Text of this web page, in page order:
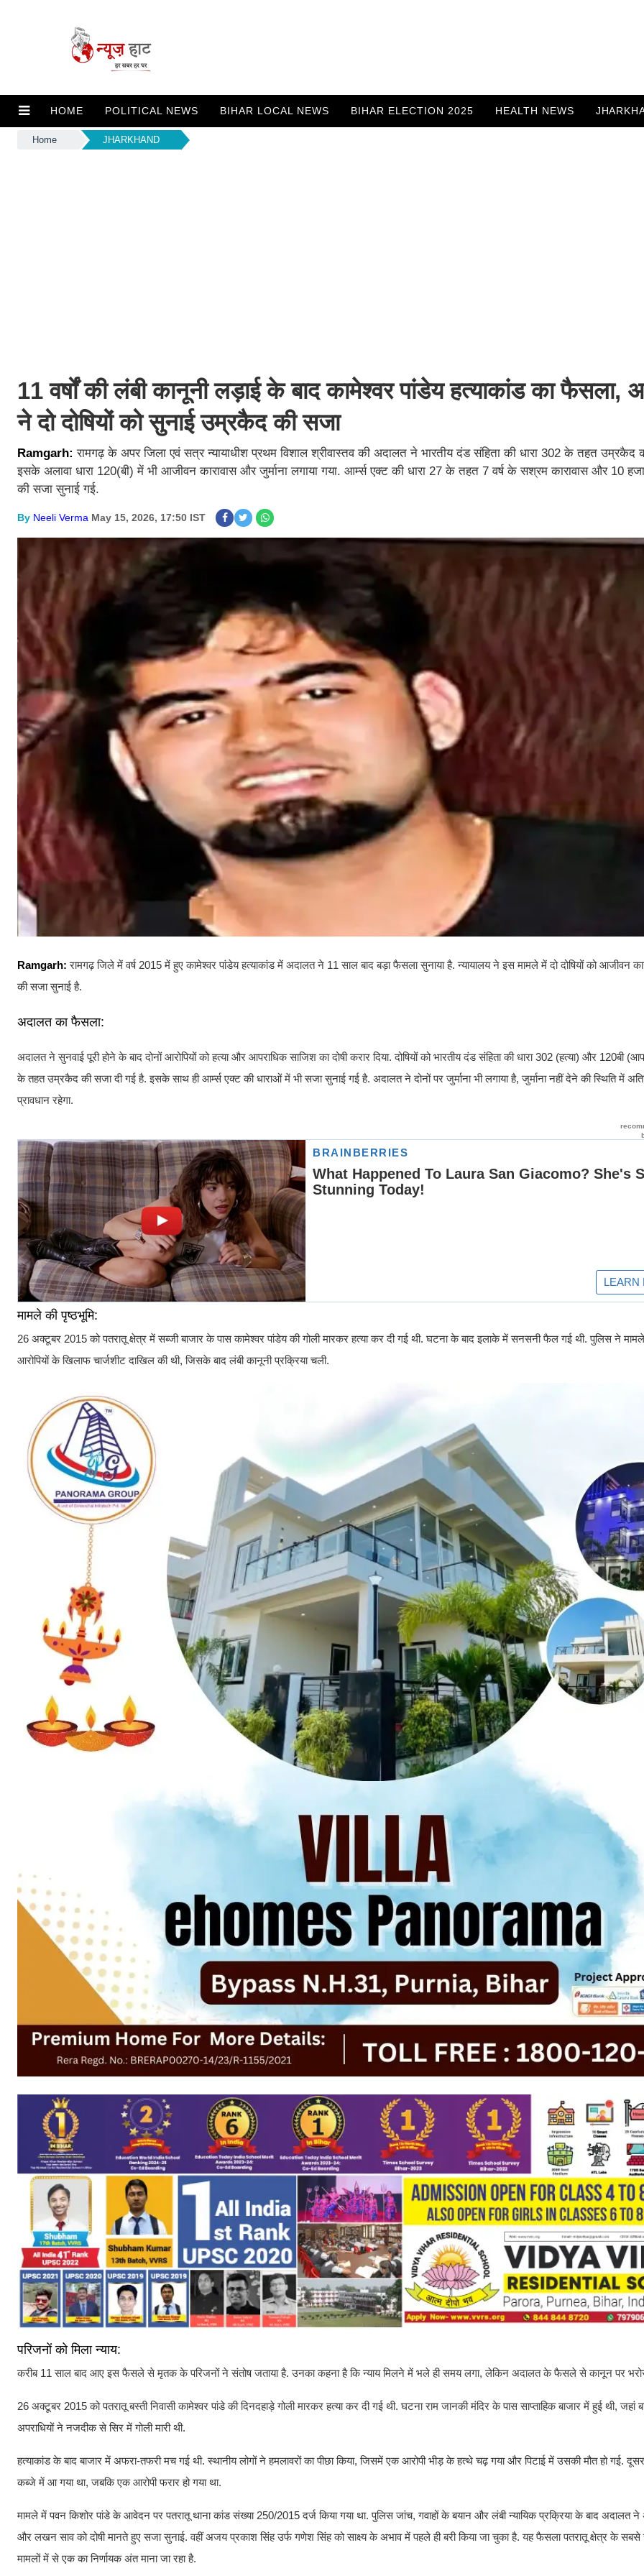
HOME POLITICAL NEWS BIHAR LOCAL NEWS BIHAR ELECTION 2025 HEALTH NEWS
Home JHARKHAND
11 वर्षों की लंबी कानूनी लड़ाई के बाद कामेश्वर पांडेय हत्याकांड का फैसला,
ने दो दोषियों को सुनाई उम्रकैद की सजा
Ramgarh:रामगढ़ के अपर जिला एवं सत्र न्यायाधीश प्रथम विशाल श्रीवास्तव की अदालत ने भारतीय दंड संहिता की धारा 302 के तहत उम्रकैद
इसके अलावा धारा 120(बी) में भी आजीवन कारावास और जुर्माना लगाया गया. आर्म्स एक्ट की धारा 27 के तहत 7 वर्ष के सश्रम कारावास और 10
की सजा सुनाई गई.
By Neeli Verma May 15, 2026, 17:50 IST
Ramgarh:रामगढ़ जिले में वर्ष 2015 में हुए कामेश्वर पांडेय हत्याकांड में अदालत ने 11 साल बाद बड़ा फैसला सुनाया है. न्यायालय ने इस मामले में दो दोषियों को आजीवन
की सजा सुनाई है.
अदालत का फैसला:
अदालत ने सुनवाई पूरी होने के बाद दोनों आरोपियों को हत्या और आपराधिक साजिश का दोषी करार दिया. दोषियों को भारतीय दंड संहिता की धारा 302 (हत्या) और 120बी
के तहत उम्रकैद की सजा दी गई है. इसके साथ ही आर्म्स एक्ट की धाराओं में भी सजा सुनाई गई है. अदालत ने दोनों पर जुर्माना भी लगाया है, जुर्माना नहीं देने की स्थिति में
प्रावधान रहेगा.
मामले की पृष्ठभूमि:
26 अक्टूबर 2015 को पतरातू क्षेत्र में सब्जी बाजार के पास कामेश्वर पांडेय की गोली मारकर हत्या कर दी गई थी. घटना के बाद इलाके में सनसनी फैल गई थी. पुलिस ने
आरोपियों के खिलाफ चार्जशीट दाखिल की थी, जिसके बाद लंबी कानूनी प्रक्रिया चली.
परिजनों को मिला न्याय:
करीब 11 साल बाद आए इस फैसले से मृतक के परिजनों ने संतोष जताया है. उनका कहना है कि न्याय मिलने में भले ही समय लगा, लेकिन अदालत के फैसले से कानून पर
26 अक्टूबर 2015 को पतरातू बस्ती निवासी कामेश्वर पांडे की दिनदहाड़े गोली मारकर हत्या कर दी गई थी. घटना राम जानकी मंदिर के पास साप्ताहिक बाजार में हुई थी, जहां
अपराधियों ने नजदीक से सिर में गोली मारी थी.
हत्याकांड के बाद बाजार में अफरा-तफरी मच गई थी. स्थानीय लोगों ने हमलावरों का पीछा किया, जिसमें एक आरोपी भीड़ के हत्थे चढ़ गया और पिटाई में उसकी मौत हो गई.
कब्जे में आ गया था, जबकि एक आरोपी फरार हो गया था.
मामले में पवन किशोर पांडे के आवेदन पर पतरातू थाना कांड संख्या 250/2015 दर्ज किया गया था. पुलिस जांच, गवाहों के बयान और लंबी न्यायिक प्रक्रिया के बाद अदालत ने
और लखन साव को दोषी मानते हुए सजा सुनाई. वहीं अजय प्रकाश सिंह उर्फ गणेश सिंह को साक्ष्य के अभाव में पहले ही बरी किया जा चुका है. यह फैसला पतरातू क्षेत्र के सबसे
मामलों में से एक का निर्णायक अंत माना जा रहा है.